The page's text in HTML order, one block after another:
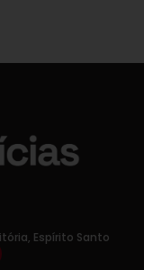
Espírito Santo